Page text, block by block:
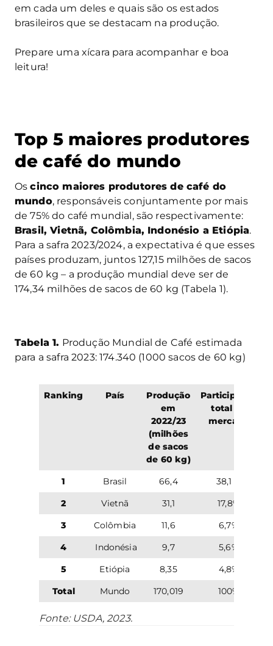
em cada um deles e quais são os estados
brasileiros que se destacam na produção.
Prepare uma xícara para acompanhar e boa
leitura!
Top 5 maiores produtores
de café do mundo
Oscinco maiores produtores de café do
mundo, responsáveis conjuntamente por mais
de 75% do café mundial, são respectivamente:
Brasil, Vietnã, Colômbia, Indonésio a Etiópia.
Para a safra 2023/2024, a expectativa é que esses
países produzam, juntos 127,15 milhões de sacos
de 60 kg – a produção mundial deve ser de
174,34 milhões de sacos de 60 kg (Tabela 1).
Tabela 1. Produção Mundial de Café estimada
para a safra 2023: 174.340 (1000 sacos de 60 kg)
Ranking País
Produção
em
2022/23
(milhões
de sacos
de 60 kg)
Participação
total no
mercado
1 Brasil 66,4
38,1 %
2
Vietnã 31,1
17,8%
3
Colômbia 11,6
6,7%
4
Indonésia 9,7
5,6%
5
Etiópia 8,35
4,8%
Total
Mundo 170,019 100%
Fonte: USDA, 2023.